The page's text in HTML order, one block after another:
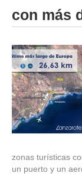
con más
zonas turísticas
un puerto y un